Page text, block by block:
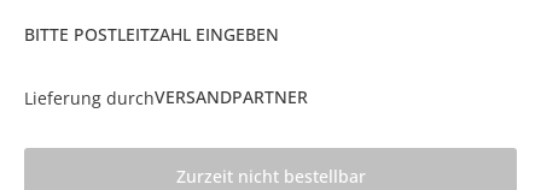
BITTE POSTLEITZAHL EINGEBEN
Lieferung durchVERSANDPARTNER
Zurzeit nicht bestellbar